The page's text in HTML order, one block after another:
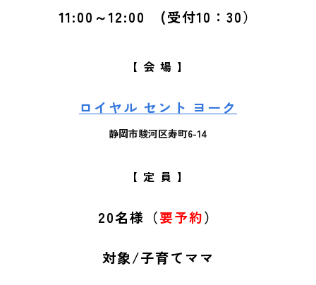
11:00～12:00 (受付10：30）
【 会 場 】
ロイヤル セント ヨーク
静岡市駿河区寿町6-14
【 定 員 】
20名様（要予約）
対象/子育てママ